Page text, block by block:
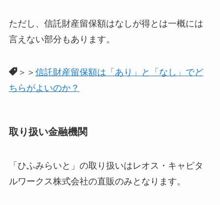
ただし、信託財産留保額はなしが得とは一概には
言えない部分もあります。
＞＞ 信託財産留保額は「あり」と「なし」でど
ちらがよいのか？
取り扱い金融機関
「ひふみらいと」の取り扱いはレオス・キャピタ
ルワークス株式会社の直販のみとなります。